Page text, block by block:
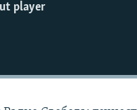
player